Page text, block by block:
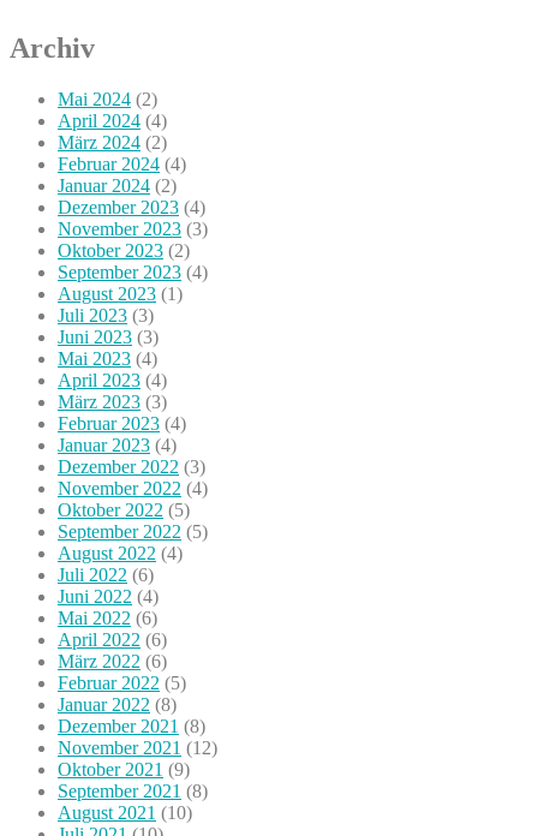
Archiv
Mai 2024 (2)
April 2024 (4)
März 2024 (2)
Februar 2024 (4)
Januar 2024 (2)
Dezember 2023 (4)
November 2023 (3)
Oktober 2023 (2)
September 2023 (4)
August 2023 (1)
Juli 2023 (3)
Juni 2023 (3)
Mai 2023 (4)
April 2023 (4)
März 2023 (3)
Februar 2023 (4)
Januar 2023 (4)
Dezember 2022 (3)
November 2022 (4)
Oktober 2022 (5)
September 2022 (5)
August 2022 (4)
Juli 2022 (6)
Juni 2022 (4)
Mai 2022 (6)
April 2022 (6)
März 2022 (6)
Februar 2022 (5)
Januar 2022 (8)
Dezember 2021 (8)
November 2021 (12)
Oktober 2021 (9)
September 2021 (8)
August 2021 (10)